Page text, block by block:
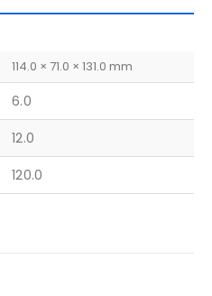
114.0 × 71.0 × 131.0 mm
6.0
12.0
120.0